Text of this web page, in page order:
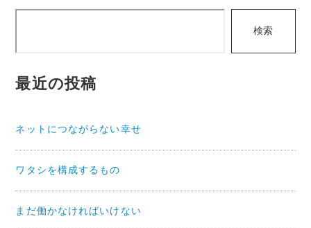
検索
最近の投稿
ネットにつながらない幸せ
ワタシを構成するもの
まだ働かなければいけない